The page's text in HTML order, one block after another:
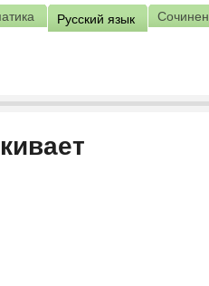
Русский язык